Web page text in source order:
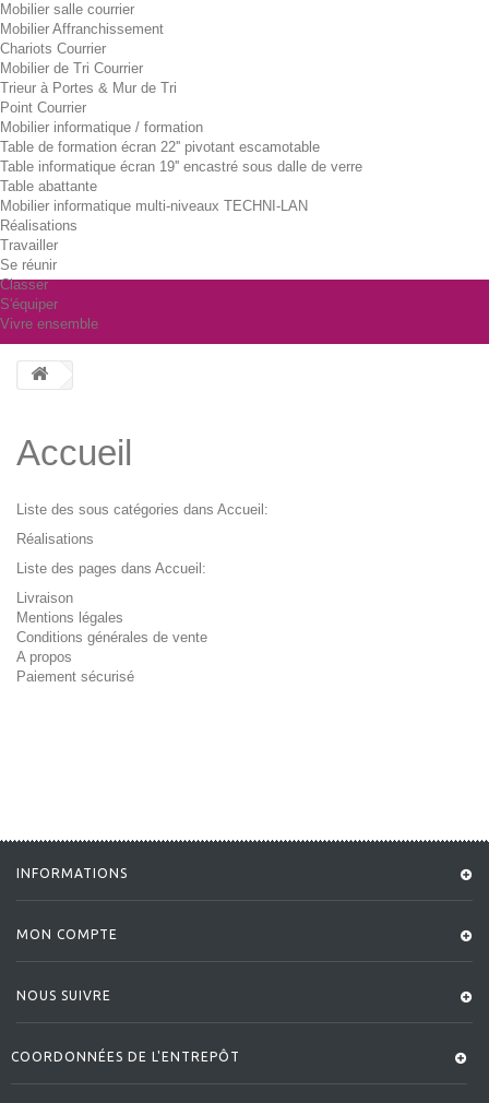
Mobilier salle courrier
Mobilier Affranchissement
Chariots Courrier
Mobilier de Tri Courrier
Trieur à Portes & Mur de Tri
Point Courrier
Mobilier informatique / formation
Table de formation écran 22'' pivotant escamotable
Table informatique écran 19'' encastré sous dalle de verre
Table abattante
Mobilier informatique multi-niveaux TECHNI-LAN
Réalisations
Travailler
Se réunir
Classer
S'équiper
Vivre ensemble
Accueil
Liste des sous catégories dans Accueil:
Réalisations
Liste des pages dans Accueil:
Livraison
Mentions légales
Conditions générales de vente
A propos
Paiement sécurisé
INFORMATIONS
MON COMPTE
NOUS SUIVRE
COORDONNÉES DE L'ENTREPÔT